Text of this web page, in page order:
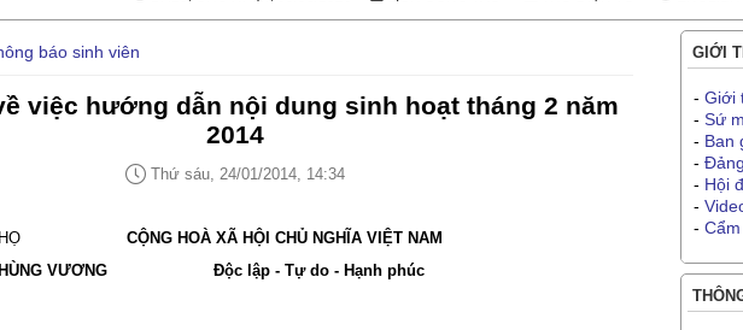
báo sinh viên
việc hướng dẫn nội dung sinh hoạt tháng 2 năm
2014
Thứ sáu, 24/01/2014, 14:34
CỘNG HOÀ XÃ HỘI CHỦ NGHĨA VIỆT NAM
VƯƠNG
Độc lập - Tự do - Hạnh phúc
GIỚI
- Giới
- Sứ
- Ban
-
- Hội
-
-